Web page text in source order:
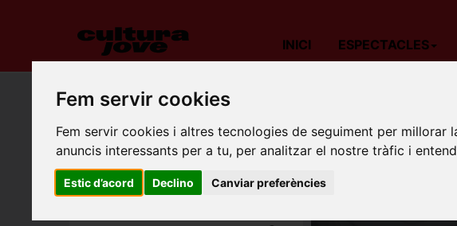
Fem servir cookies
Fem servir cookies i altres tecnologies de seguiment per
anuncis interessants per a tu, per analitzar el nostre tràfic i
Estic d’acord Declino Canviar preferències
INICI ESPECTACLES
ESPECTACLES I
CONCERTS